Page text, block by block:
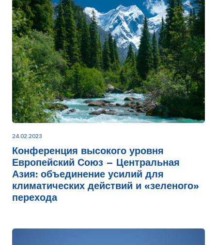
24.02.2023
Конференция высокого уровня
Европейский Союз – Центральная
Азия: объединение усилий для
климатических действий и «зеленого»
перехода